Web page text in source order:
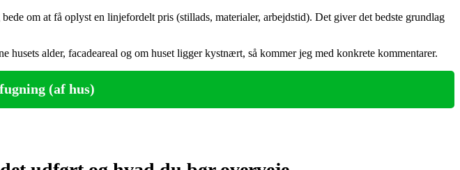
om at få oplyst en linjefordelt pris (stillads, materialer, arbejdstid). Det giver det bedste grundlag
alder, facadeareal og om huset ligger kystnært, så kommer jeg med konkrete kommentarer.
(af hus)